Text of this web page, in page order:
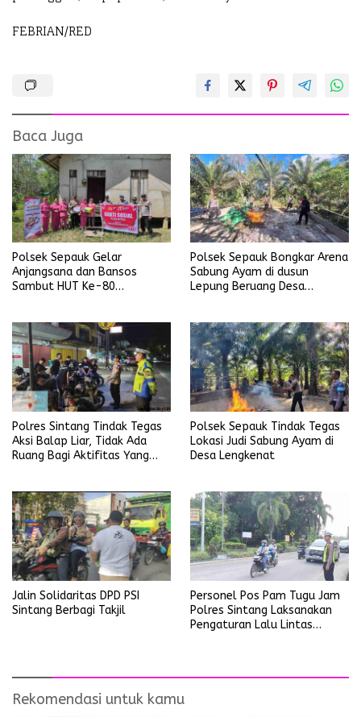
FEBRIAN/RED
Baca Juga
Polsek Sepauk Gelar
Anjangsana dan Bansos
Sambut HUT Ke-80
Polsek Sepauk Bongkar Arena
Sabung Ayam di dusun
Lepung Beruang Desa
Polres Sintang Tindak Tegas
Aksi Balap Liar, Tidak Ada
Ruang Bagi Aktifitas Yang
Polsek Sepauk Tindak Tegas
Lokasi Judi Sabung Ayam di
Desa Lengkenat
Jalin Solidaritas DPD PSI
Sintang Berbagi Takjil
Personel Pos Pam Tugu Jam
Polres Sintang Laksanakan
Pengaturan Lalu Lintas
Rekomendasi untuk kamu